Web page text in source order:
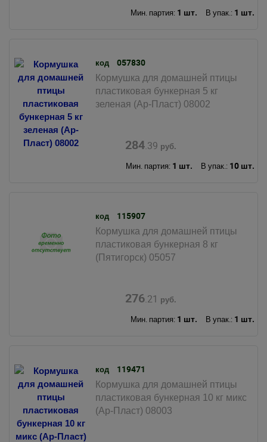
Мин. партия: 1 шт. В упак.: 1 шт.
код 057830
Кормушка для домашней птицы
пластиковая бункерная 5 кг
зеленая (Ар-Пласт) 08002
284.39 руб.
Мин. партия: 1 шт. В упак.: 10 шт.
код 115907
Кормушка для домашней птицы
пластиковая бункерная 8 кг
(Пятигорск) 05057
276.21 руб.
Мин. партия: 1 шт. В упак.: 1 шт.
код 119471
Кормушка для домашней птицы
пластиковая бункерная 10 кг микс
(Ар-Пласт) 08003